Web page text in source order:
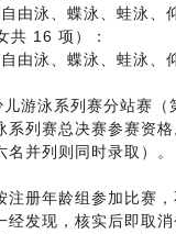
由泳、蝶泳、蛙泳、
共 16 项）：
由泳、蝶泳、蛙泳、
游泳系列赛分站赛
系列赛总决赛参赛资
并列则同时录取）。
注册年龄组参加比赛
经发现，核实后即取